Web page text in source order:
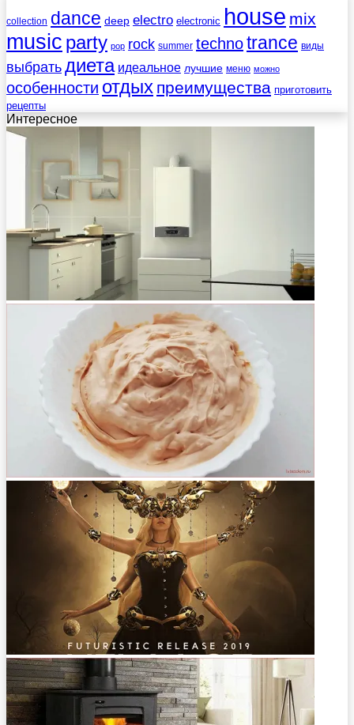
collection dance deep electro electronic house mix
music party pop rock summer technotrance виды
выбратьдиета идеальное лучшие меню можно
особенности отдых преимущества приготовить
рецепты
Интересное